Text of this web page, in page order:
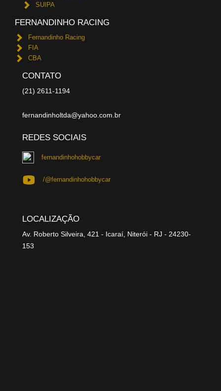
SUIPA
FERNANDINHO RACING
Fernandinho Racing
FIA
CBA
CONTATO
(21) 2611-1194
fernandinholtda@yahoo.com.br
REDES SOCIAIS
fernandinhohobbycar
/@fernandinhohobbycar
LOCALIZAÇÃO
Av. Roberto Silveira, 421 - Icaraí, Niterói - RJ - 24230-
153